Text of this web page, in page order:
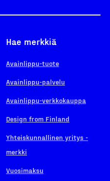
Hae merkkiä
Avainlippu-tuote
Avainlippu-palvelu
Avainlippu-verkkokauppa
Design from Finland
Yhteiskunnallinen yritys -
merkki
Vuosimaksu